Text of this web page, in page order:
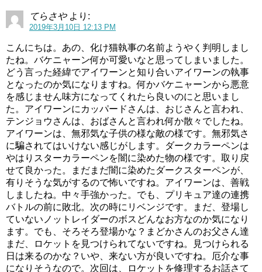
てらさや より:
2019年3月10日 12:13 PM
こんにちは。あの、化け猫執事の名前ようやく判明しまし
たね。バケニャーン何か可愛いなと思ってしまいました。
どう言った経緯でアイワーンと知り合いアイワーンの執事
となったのか気になりますね。何かバケニャーンから悪意
を感じません味方になってくれたら良いのにと思いまし
た。アイワーンにカッパードさんは、おじさんと言われ、
テンジョウさんは、おばさんと言われ何か散々でしたね。
アイワーンは、無邪気な子供の様な敵の様です。無邪気さ
に騙されてはいけない感じがします。ダークカラーペンは
やはりスターカラーペンを闇に染めた物の様です。取り戻
せて良かった。まだまだ闇に染めたダークスターペンが、
有りそうな気がするので怖いですね。アイワーンは、善戦
しましたね。中々手強かった。でも、プリキュア達の連携
バトルの前に敗北。次の時にリベンジです。まだ、登場し
ていないノットレイダーのボスどんなお方なのか気になり
ます。でも、そろそろ登場かな？まどかさんのお父さん達
まだ、ロケットを見つけられてないですね。見つけられる
日は来るのかな？いや、来ない方が良いですね。厄介な事
になりそうなので。次回は、ロケットを修理するお話さて